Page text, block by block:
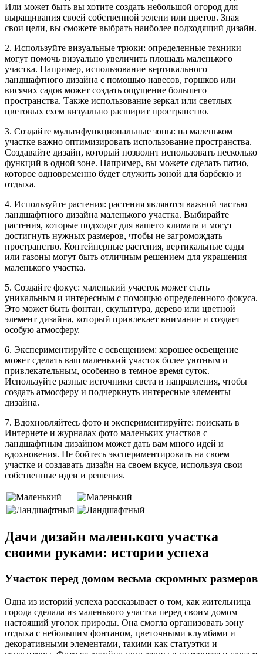
Или может быть вы хотите создать небольшой огород для
выращивания своей собственной зелени или цветов. Зная
свои цели, вы сможете выбрать наиболее подходящий дизайн.
2. Используйте визуальные трюки: определенные техники
могут помочь визуально увеличить площадь маленького
участка. Например, использование вертикального
ландшафтного дизайна с помощью навесов, горшков или
висячих садов может создать ощущение большего
пространства. Также использование зеркал или светлых
цветовых схем визуально расширит пространство.
3. Создайте мультифункциональные зоны: на маленьком
участке важно оптимизировать использование пространства.
Создавайте дизайн, который позволит использовать несколько
функций в одной зоне. Например, вы можете сделать патио,
которое одновременно будет служить зоной для барбекю и
отдыха.
4. Используйте растения: растения являются важной частью
ландшафтного дизайна маленького участка. Выбирайте
растения, которые подходят для вашего климата и могут
достигнуть нужных размеров, чтобы не загромождать
пространство. Контейнерные растения, вертикальные сады
или газоны могут быть отличным решением для украшения
маленького участка.
5. Создайте фокус: маленький участок может стать
уникальным и интересным с помощью определенного фокуса.
Это может быть фонтан, скульптура, дерево или цветной
элемент дизайна, который привлекает внимание и создает
особую атмосферу.
6. Экспериментируйте с освещением: хорошее освещение
может сделать ваш маленький участок более уютным и
привлекательным, особенно в темное время суток.
Используйте разные источники света и направления, чтобы
создать атмосферу и подчеркнуть интересные элементы
дизайна.
7. Вдохновляйтесь фото и экспериментируйте: поискать в
Интернете и журналах фото маленьких участков с
ландшафтным дизайном может дать вам много идей и
вдохновения. Не бойтесь экспериментировать на своем
участке и создавать дизайн на своем вкусе, используя свои
собственные идеи и решения.
Дачи дизайн маленького участка
своими руками: истории успеха
Участок перед домом весьма скромных размеров
Одна из историй успеха рассказывает о том, как жительница
города сделала из маленького участка перед своим домом
настоящий уголок природы. Она смогла организовать зону
отдыха с небольшим фонтаном, цветочными клумбами и
декоративными элементами, такими как статуэтки и